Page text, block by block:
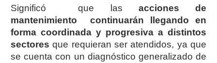
Significó que las acciones de
mantenimiento continuarán llegando en
forma coordinada y progresiva a distintos
sectores que requieran ser atendidos, ya que
se cuenta con un diagnóstico generalizado de